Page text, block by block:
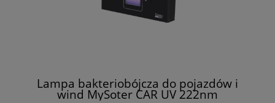
Lampa bakteriobójcza do pojazdów i
wind MySoter CAR UV 222nm